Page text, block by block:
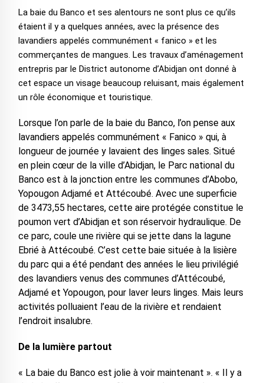
La baie du Banco et ses alentours ne sont plus ce qu’ils
étaient il y a quelques années, avec la présence des
lavandiers appelés communément « fanico » et les
commerçantes de mangues. Les travaux d’aménagement
entrepris par le District autonome d’Abidjan ont donné à
cet espace un visage beaucoup reluisant, mais également
un rôle économique et touristique.
Lorsque l’on parle de la baie du Banco, l’on pense aux
lavandiers appelés communément « Fanico » qui, à
longueur de journée y lavaient des linges sales. Situé
en plein cœur de la ville d’Abidjan, le Parc national du
Banco est à la jonction entre les communes d’Abobo,
Yopougon Adjamé et Attécoubé. Avec une superficie
de 3473,55 hectares, cette aire protégée constitue le
poumon vert d’Abidjan et son réservoir hydraulique. De
ce parc, coule une rivière qui se jette dans la lagune
Ebrié à Attécoubé. C’est cette baie située à la lisière
du parc qui a été pendant des années le lieu privilégié
des lavandiers venus des communes d’Attécoubé,
Adjamé et Yopougon, pour laver leurs linges. Mais leurs
activités polluaient l’eau de la rivière et rendaient
l’endroit insalubre.
De la lumière partout
« La baie du Banco est jolie à voir maintenant ». « Il y a